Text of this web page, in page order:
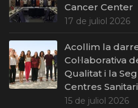
Cancer Center
17 de juliol 2026
Acollim la
Col·laborativa
Qualitat i la
Centres
15 de juliol 2026